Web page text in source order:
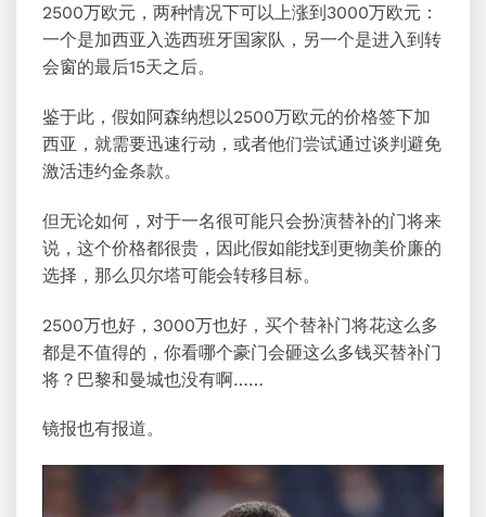
2500万欧元，两种情况下可以上涨到3000万欧元：
一个是加西亚入选西班牙国家队，另一个是进入到转
会窗的最后15天之后。
鉴于此，假如阿森纳想以2500万欧元的价格签下加
西亚，就需要迅速行动，或者他们尝试通过谈判避免
激活违约金条款。
但无论如何，对于一名很可能只会扮演替补的门将来
说，这个价格都很贵，因此假如能找到更物美价廉的
选择，那么贝尔塔可能会转移目标。
2500万也好，3000万也好，买个替补门将花这么多
都是不值得的，你看哪个豪门会砸这么多钱买替补门
将？巴黎和曼城也没有啊……
镜报也有报道。